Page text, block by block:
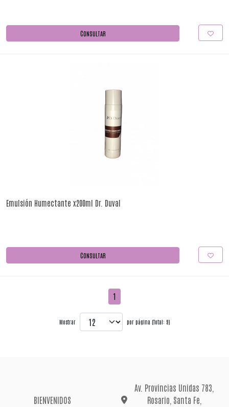
CONSULTAR
Emulsión Humectante x200ml Dr. Duval
CONSULTAR
1
Mostrar por página (Total: 9)
BIENVENIDOS
Av. Provincias Unidas 783,
Rosario, Santa Fe,